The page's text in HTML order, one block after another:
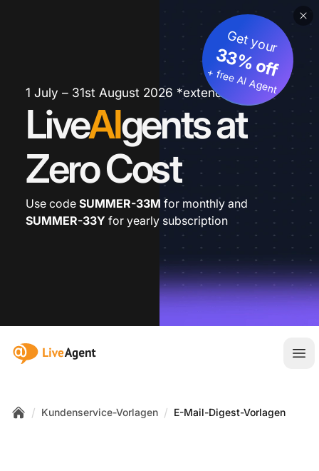
1 July – 31st August 2026 *extended
LiveAIgents at
Zero Cost
Get your
33% off
+ free AI Agent
Use code SUMMER-33M for monthly and
SUMMER-33Y for yearly subscription
:site.title
/ Kundenservice-Vorlagen / E-Mail-Digest-Vorlagen